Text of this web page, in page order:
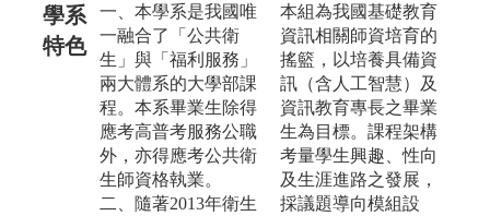
學系
特色
一、本學系是我國唯
一融合了「公共衛
生」與「福利服務」
兩大體系的大學部課
程。本系畢業生除得
應考高普考服務公職
外，亦得應考公共衛
生師資格執業。
二、隨著2013年衛生
本組為我國基礎教育
資訊相關師資培育的
搖籃，以培養具備資
訊（含人工智慧）及
資訊教育專長之畢業
生為目標。課程架構
考量學生興趣、性向
及生涯進路之發展，
採議題導向模組設